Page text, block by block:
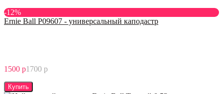
-12%
Ernie Ball P09607 - универсальный каподастр
1500 р1700 р
Купить